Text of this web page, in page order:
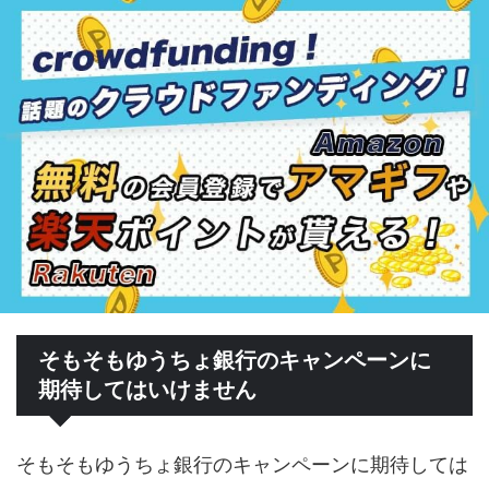
そもそもゆうちょ銀行のキャンペーンに
期待してはいけません
そもそもゆうちょ銀行のキャンペーンに期待しては